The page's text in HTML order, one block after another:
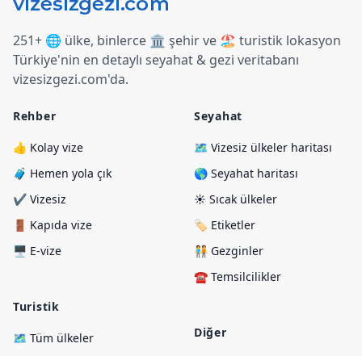
251+ 🌐 ülke, binlerce 🏛️ şehir ve 🏖️ turistik lokasyon
Türkiye'nin en detaylı seyahat & gezi veritabanı
vizesizgezi.com'da.
Rehber
👍 Kolay vize
🧳 Hemen yola çık
✔️ Vizesiz
🚪 Kapıda vize
🖥️ E-vize
Turistik
🗺️ Tüm ülkeler
Seyahat
🗺️ Vizesiz ülkeler haritası
🌎 Seyahat haritası
☀️ Sıcak ülkeler
🏷️ Etiketler
🧑‍🤝‍🧑 Gezginler
☎️ Temsilcilikler
Diğer